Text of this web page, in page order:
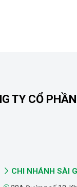
TY CỔ
CHI NHÁNH SÀI